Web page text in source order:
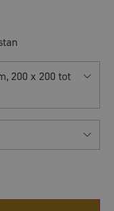
200 x 200 tot